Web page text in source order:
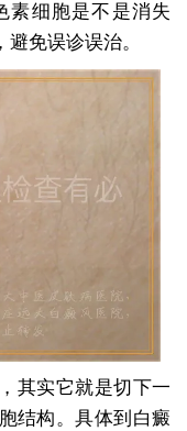
素细胞是不是消失
免误诊误治。
其实它就是切下一
结构。具体到白癜